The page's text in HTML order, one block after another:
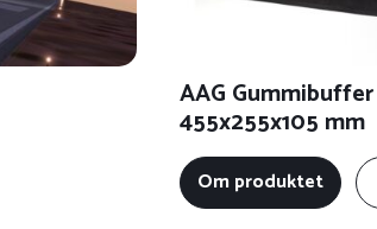
AAG Gummibuffer
455x255x105 mm
Om produktet